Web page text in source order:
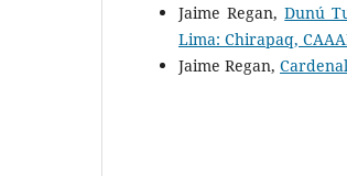
Jaime Regan,Dunú
Lima: Chirapaq,
Jaime Regan,